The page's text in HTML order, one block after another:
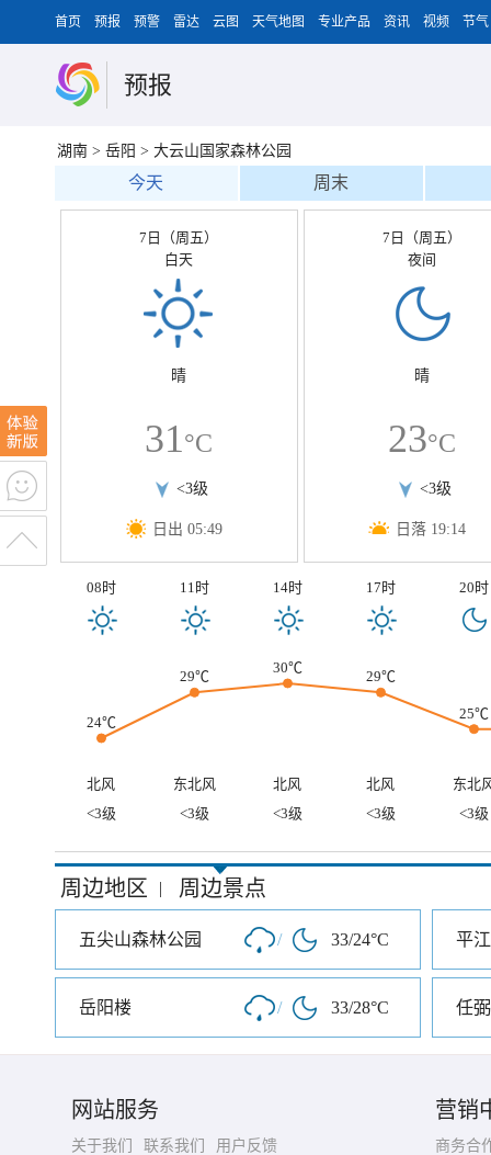
首页 预报 预警 雷达 云图 天气地图 专业产品 资讯 视频 节气
预报
湖南 > 岳阳 > 大云山国家森林公园
今天 周末
7日（周五）
白天
晴
31°C
<3级
日出 05:49
7日（周五）
夜间
晴
23°C
<3级
日落 19:14
08时 11时 14时 17时 20时
24℃
29℃
30℃
29℃
25℃
北风 东北风 北风 北风
东北
<3级
<3级 <3级 <3级 <3级
周边地区 | 周边景点
五尖山森林公园 / 33/24°C 平
岳阳楼 / 33/28°C 任
网站服务
关于我们 联系我们
用户反馈
营销
商务合